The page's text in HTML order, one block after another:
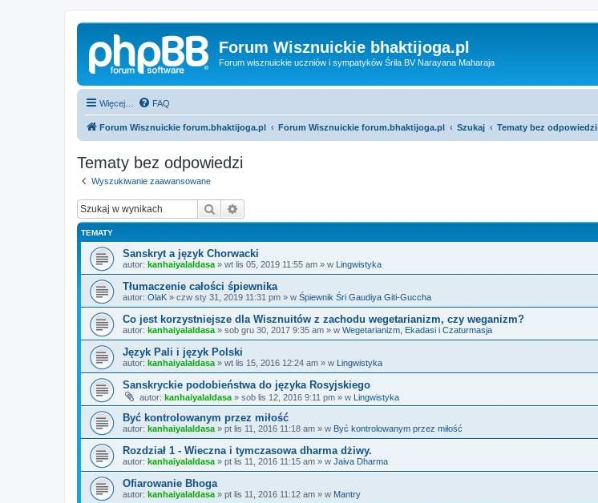
Forum Wisznuickie bhaktijoga.pl
Forum wisznuickie uczniów i sympatyków Śrila BV Narayana Maharaja
Więcej… FAQ
Forum Wisznuickie forum.bhaktijoga.pl Forum Wisznuickie forum.bhaktijoga.pl Szukaj Tematy bez odpowiedzi
Tematy bez odpowiedzi
Wyszukiwanie zaawansowane
Szukaj
TEMATY
Sanskryt a język Chorwacki
autor: kanhaiyalaldasa » wt lis 05, 2019 11:55 am » w Lingwistyka
Tłumaczenie całości śpiewnika
autor: OlaK » czw sty 31, 2019 11:31 pm » w Śpiewnik Śri Gaudiya Giti-Guccha
Co jest korzystniejsze dla Wisznuitów z zachodu wegetarianizm, czy weganizm?
autor: kanhaiyalaldasa » sob gru 30, 2017 9:35 am » w Wegetarianizm, Ekadasi i Czaturmasja
Język Pali i język Polski
autor: kanhaiyalaldasa » wt lis 15, 2016 12:24 am » w Lingwistyka
Sanskryckie podobieństwa do języka Rosyjskiego
autor: kanhaiyalaldasa » sob lis 12, 2016 9:11 pm » w Lingwistyka
Być kontrolowanym przez miłość
autor: kanhaiyalaldasa » pt lis 11, 2016 11:18 am » w Być kontrolowanym przez miłość
Rozdział 1 - Wieczna i tymczasowa dharma dżiwy.
autor: kanhaiyalaldasa » pt lis 11, 2016 11:15 am » w Jaiva Dharma
Ofiarowanie Bhoga
autor: kanhaiyalaldasa » pt lis 11, 2016 11:12 am » w Mantry